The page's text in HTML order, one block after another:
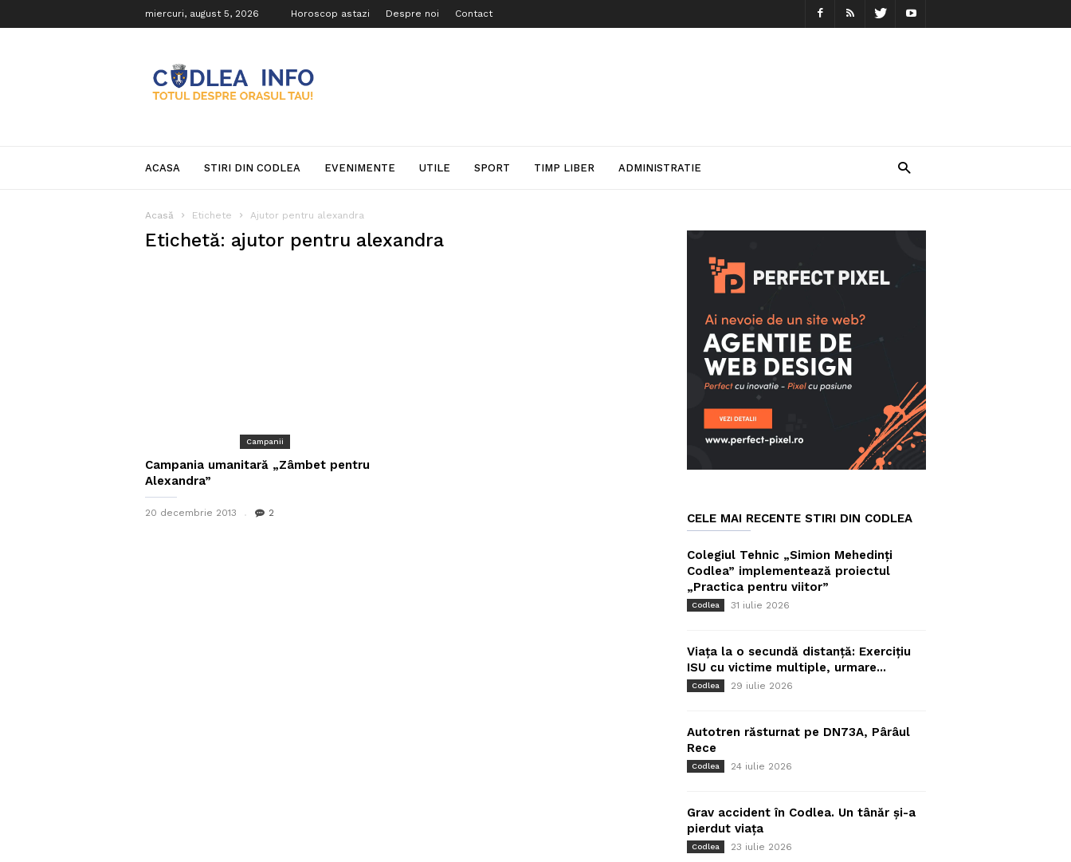
miercuri, august 5, 2026 Horoscop astazi Despre noi Contact
Info
ACASA STIRI DIN CODLEA EVENIMENTE UTILE SPORT TIMP LIBER ADMINISTRATIE
Acasă Etichete Ajutor pentru alexandra
Etichetă: ajutor pentru alexandra
Campanii
Campania umanitară „Zâmbet pentru
Alexandra”
20 decembrie 2013 2 CELE MAI RECENTE STIRI DIN CODLEA
Colegiul Tehnic „Simion Mehedinți
Codlea” implementează proiectul
„Practica pentru viitor”
Codlea 31 iulie 2026
Viața la o secundă distanță: Exercițiu
ISU cu victime multiple, urmare...
Codlea 29 iulie 2026
Autotren răsturnat pe DN73A, Pârâul
Rece
Codlea 24 iulie 2026
Grav accident în Codlea. Un tânăr și-a
pierdut viața
Codlea 23 iulie 2026